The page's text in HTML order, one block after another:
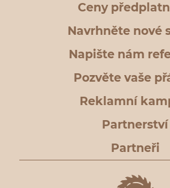
Ceny
Navrhněte nové
Napište nám
Pozvěte vaše
Reklamní
Partnerství
Partneři